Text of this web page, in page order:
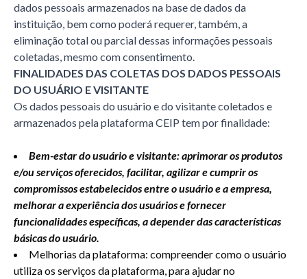
dados pessoais armazenados na base de dados da
instituição, bem como poderá requerer, também, a
eliminação total ou parcial dessas informações pessoais
coletadas, mesmo com consentimento.
FINALIDADES DAS COLETAS DOS DADOS PESSOAIS
DO USUÁRIO E VISITANTE
Os dados pessoais do usuário e do visitante coletados e
armazenados pela plataforma CEIP tem por finalidade:
Bem-estar do usuário e visitante: aprimorar os produtos
e/ou serviços oferecidos, facilitar, agilizar e cumprir os
compromissos estabelecidos entre o usuário e a empresa,
melhorar a experiência dos usuários e fornecer
funcionalidades específicas, a depender das características
básicas do usuário.
Melhorias da plataforma: compreender como o usuário
utiliza os serviços da plataforma, para ajudar no